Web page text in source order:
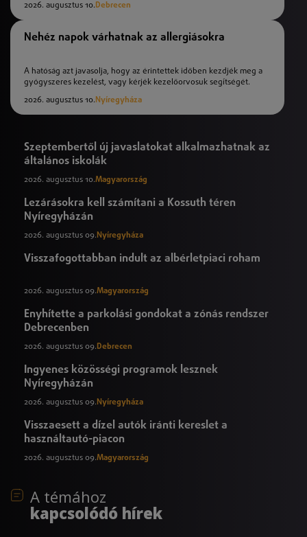
2026. augusztus 10.Debrecen
Nehéz napok várhatnak az allergiásokra
A hatóság azt javasolja, hogy az érintettek időben kezdjék meg a
gyógyszeres kezelést, vagy kérjék kezelőorvosuk segítségét.
2026. augusztus 10. Nyíregyháza
Szeptembertől új javaslatokat alkalmazhatnak az
általános iskolák
2026. augusztus 10.Magyarország
Lezárásokra kell számítani a Kossuth téren
Nyíregyházán
2026. augusztus 09. Nyíregyháza
Visszafogottabban indult az albérletpiaci roham
2026. augusztus 09.Magyarország
Enyhítette a parkolási gondokat a zónás rendszer
Debrecenben
2026. augusztus 09.Debrecen
Ingyenes közösségi programok lesznek
Nyíregyházán
2026. augusztus 09. Nyíregyháza
Visszaesett a dízel autók iránti kereslet a
használtautó-piacon
2026. augusztus 09.Magyarország
A témához
kapcsolódó hírek